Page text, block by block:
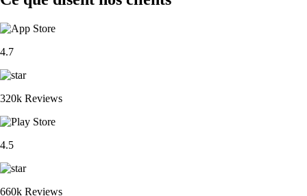
4.7
320k Reviews
4.5
660k Reviews